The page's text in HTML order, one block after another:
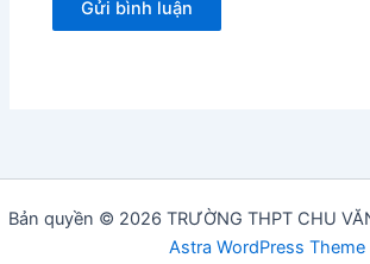
Bản quyền © 2026 TRƯỜNG THPT CHU
Astra WordPress Theme